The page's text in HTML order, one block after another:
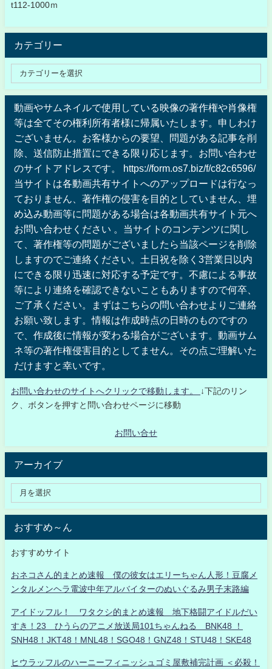
t112-1000ｍ
カテゴリー
動画やサムネイルで使用している映像の著作権や肖像権
等は全てその権利所有者様に帰属いたします。申しわけ
ございません。お客様からの要望、問題がある記事を削
除、送信防止措置にできる限り応じます。お問い合わせ
のサイトアドレスです。 https://form.os7.biz/f/c82c6596/
当サイトは各動画共有サイトへのアップロードは行なっ
ておりません、著作権の侵害を目的としていません、埋
め込み動画等に問題がある場合は各動画共有サイト元へ
お問い合わせください 。当サイトのコンテンツに関し
て、著作権等の問題がございましたら当該ページを削除
しますのでご連絡ください。土日祝を除く3営業日以内
にできる限り迅速に対応する予定です。不慮による事故
等により連絡を確認できないこともありますので何卒、
ご了承ください。まずはこちらの問い合わせよりご連絡
お願い致します。情報は作成時点の日時のものですの
で、作成後に情報が変わる場合がございます。動画サム
ネ等の著作権侵害目的としてません。その点ご理解いた
だけますと幸いです。
お問い合わせのサイトへクリックで移動します。
↓下記のリン
ク、ボタンを押すと問い合わせページに移動
お問い合せ
アーカイブ
おすすめ～ん
おすすめサイト
おネコさん的まとめ速報 僕の彼女はエリーちゃん人形！豆腐メ
ンタルメンヘラ電波中年アルバイターのぬいぐるみ男子末路編
アイドッフル！ ワタクシ的まとめ速報 地下格闘アイドルだい
すき！23 ひうらのアニメ放送局101ちゃんねる BNK48 ！
SNH48！JKT48！MNL48！SGO48！GNZ48！STU48！SKE48
ヒウラッフルのハーニーフィニッシュゴミ屋敷補完計画 ＜必殺！